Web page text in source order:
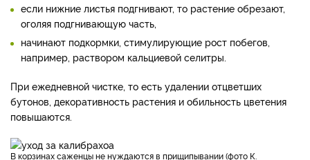
если нижние листья подгнивают, то растение обрезают,
оголяя подгнивающую часть,
начинают подкормки, стимулирующие рост побегов,
например, раствором кальциевой селитры.
При ежедневной чистке, то есть удалении отцветших
бутонов, декоративность растения и обильность цветения
повышаются.
В корзинах саженцы не нуждаются в прищипывании (фото К.